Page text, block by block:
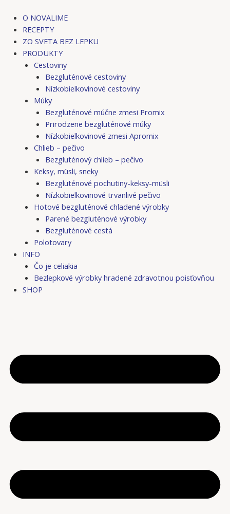
obsah
O NOVALIME
RECEPTY
ZO SVETA BEZ LEPKU
PRODUKTY
Cestoviny
Bezgluténové cestoviny
Nízkobielkovinové cestoviny
Múky
Bezgluténové múčne zmesi Promix
Prirodzene bezgluténové múky
Nízkobielkovinové zmesi Apromix
Chlieb – pečivo
Bezgluténový chlieb – pečivo
Keksy, müsli, sneky
Bezgluténové pochutiny-keksy-müsli
Nízkobielkovinové trvanlivé pečivo
Hotové bezgluténové chladené výrobky
Parené bezgluténové výrobky
Bezgluténové cestá
Polotovary
INFO
Čo je celiakia
Bezlepkové výrobky hradené zdravotnou poisťovňou
SHOP
navigation